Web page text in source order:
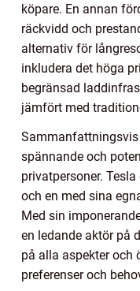
köpare. En annan
räckvidd och
alternativ för
inkludera det höga
begränsad
jämfört med
Sammanfattningsvis
spännande och
privatpersoner.
och en med sina
Med sin
en ledande aktör på
på alla aspekter och
preferenser och